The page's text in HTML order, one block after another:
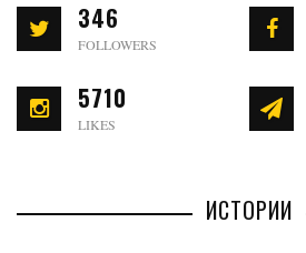
346
FOLLOWERS
5710
LIKES
ИСТОРИИ